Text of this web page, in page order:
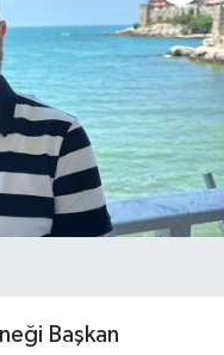
Başkan